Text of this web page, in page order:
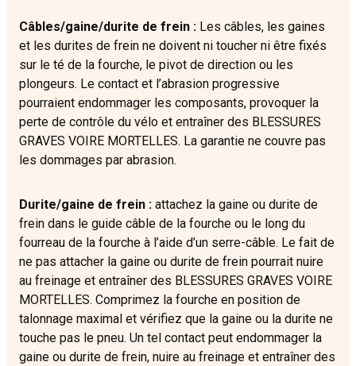
Câbles/gaine/durite de frein : Les câbles, les gaines
et les durites de frein ne doivent ni toucher ni être fixés
sur le té de la fourche, le pivot de direction ou les
plongeurs. Le contact et l’abrasion progressive
pourraient endommager les composants, provoquer la
perte de contrôle du vélo et entraîner des BLESSURES
GRAVES VOIRE MORTELLES. La garantie ne couvre pas
les dommages par abrasion.
Durite/gaine de frein : attachez la gaine ou durite de
frein dans le guide câble de la fourche ou le long du
fourreau de la fourche à l’aide d’un serre-câble. Le fait de
ne pas attacher la gaine ou durite de frein pourrait nuire
au freinage et entraîner des BLESSURES GRAVES VOIRE
MORTELLES. Comprimez la fourche en position de
talonnage maximal et vérifiez que la gaine ou la durite ne
touche pas le pneu. Un tel contact peut endommager la
gaine ou durite de frein, nuire au freinage et entraîner des